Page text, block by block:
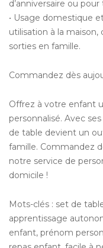
d’anniversaire ou
• Usage domestique
utilisation à la maison,
sorties en famille.
Commandez dès
Offrez à votre enfant
personnalisé. Avec
de table devient un
famille. Commandez
notre service de
domicile !
Mots-clés : set de
apprentissage
enfant, prénom